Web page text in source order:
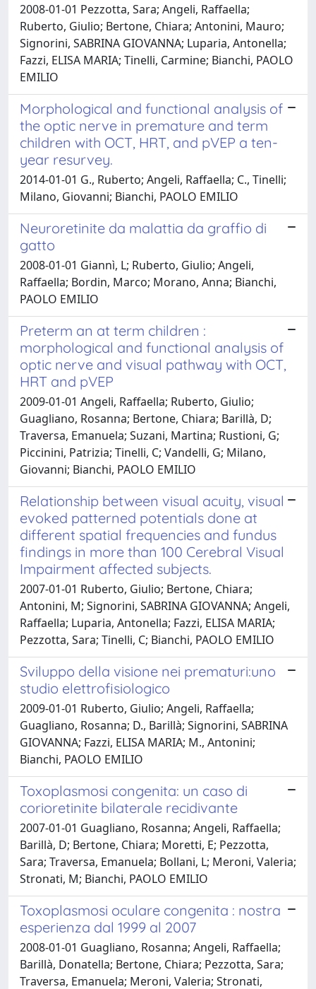
2008-01-01 Pezzotta, Sara; Angeli, Raffaella;
Ruberto, Giulio; Bertone, Chiara; Antonini, Mauro;
Signorini, SABRINA GIOVANNA; Luparia, Antonella;
Fazzi, ELISA MARIA; Tinelli, Carmine; Bianchi, PAOLO
EMILIO
Morphological and functional analysis of
the optic nerve in premature and term
children with OCT, HRT, and pVEP a ten-
year resurvey.
2014-01-01 G., Ruberto; Angeli, Raffaella; C., Tinelli;
Milano, Giovanni; Bianchi, PAOLO EMILIO
Neuroretinite da malattia da graffio di
gatto
2008-01-01 Giannì, L; Ruberto, Giulio; Angeli,
Raffaella; Bordin, Marco; Morano, Anna; Bianchi,
PAOLO EMILIO
Preterm an at term children :
morphological and functional analysis of
optic nerve and visual pathway with OCT,
HRT and pVEP
2009-01-01 Angeli, Raffaella; Ruberto, Giulio;
Guagliano, Rosanna; Bertone, Chiara; Barillà, D;
Traversa, Emanuela; Suzani, Martina; Rustioni, G;
Piccinini, Patrizia; Tinelli, C; Vandelli, G; Milano,
Giovanni; Bianchi, PAOLO EMILIO
Relationship between visual acuity, visual
evoked patterned potentials done at
different spatial frequencies and fundus
findings in more than 100 Cerebral Visual
Impairment affected subjects.
2007-01-01 Ruberto, Giulio; Bertone, Chiara;
Antonini, M; Signorini, SABRINA GIOVANNA; Angeli,
Raffaella; Luparia, Antonella; Fazzi, ELISA MARIA;
Pezzotta, Sara; Tinelli, C; Bianchi, PAOLO EMILIO
Sviluppo della visione nei prematuri:uno
studio elettrofisiologico
2009-01-01 Ruberto, Giulio; Angeli, Raffaella;
Guagliano, Rosanna; D., Barillà; Signorini, SABRINA
GIOVANNA; Fazzi, ELISA MARIA; M., Antonini;
Bianchi, PAOLO EMILIO
Toxoplasmosi congenita: un caso di
corioretinite bilaterale recidivante
2007-01-01 Guagliano, Rosanna; Angeli, Raffaella;
Barillà, D; Bertone, Chiara; Moretti, E; Pezzotta,
Sara; Traversa, Emanuela; Bollani, L; Meroni, Valeria;
Stronati, M; Bianchi, PAOLO EMILIO
Toxoplasmosi oculare congenita : nostra
esperienza dal 1999 al 2007
2008-01-01 Guagliano, Rosanna; Angeli, Raffaella;
Barillà, Donatella; Bertone, Chiara; Pezzotta, Sara;
Traversa, Emanuela; Meroni, Valeria; Stronati,